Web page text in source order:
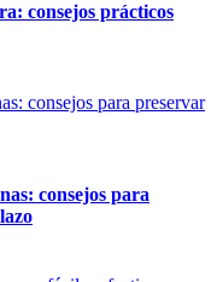
consejos prácticos
consejos para